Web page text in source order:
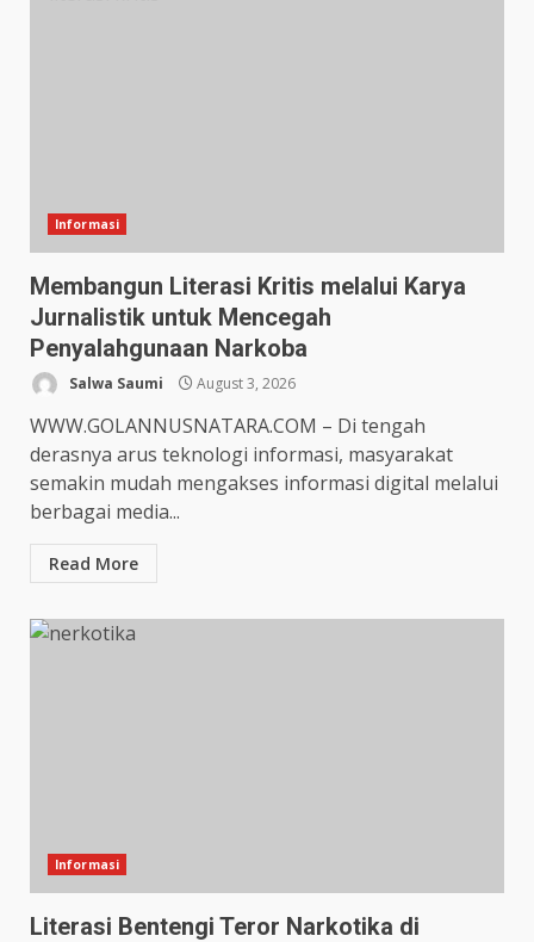
Informasi
Membangun Literasi Kritis melalui Karya
Jurnalistik untuk Mencegah
Penyalahgunaan Narkoba
Salwa Saumi August 3, 2026
WWW.GOLANNUSNATARA.COM – Di tengah
derasnya arus teknologi informasi, masyarakat
semakin mudah mengakses informasi digital melalui
berbagai media...
Read More
Informasi
Literasi Bentengi Teror Narkotika di